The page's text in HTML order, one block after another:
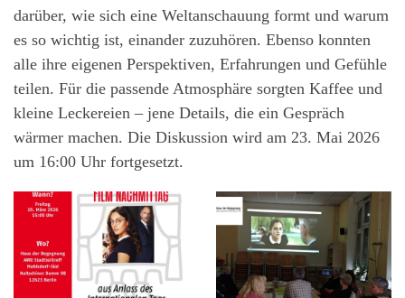
darüber, wie sich eine Weltanschauung formt und warum
es so wichtig ist, einander zuzuhören. Ebenso konnten
alle ihre eigenen Perspektiven, Erfahrungen und Gefühle
teilen. Für die passende Atmosphäre sorgten Kaffee und
kleine Leckereien – jene Details, die ein Gespräch
wärmer machen. Die Diskussion wird am 23. Mai 2026
um 16:00 Uhr fortgesetzt.